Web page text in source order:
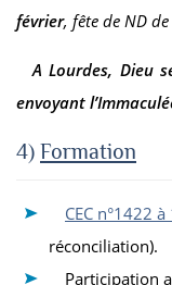
février, fête de ND
A Lourdes, Dieu
envoyant
4) Formation
CEC n°1422
réconciliation).
Participation